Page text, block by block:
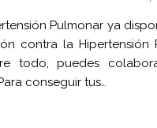
Pulmonar ya
contra la
todo, puedes
conseguir tus…